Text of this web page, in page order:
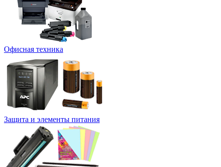
Офисная техника
Защита и элементы питания